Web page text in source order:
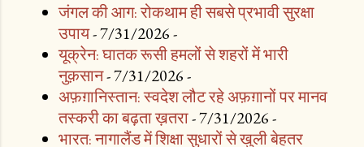
अप्रैल 2025
मार्च 2025
फ़रवरी 2025
10
जनवरी 2025
जंगल की आग: रोकथाम ही सबसे प्रभावी सुरक्षा
उपाय- 7/31/2026-
यूक्रेन: घातक रूसी हमलों से शहरों में भारी
नुक़सान- 7/31/2026-
अफ़ग़ानिस्तान: स्वदेश लौट रहे अफ़ग़ानों पर मानव
तस्करी का बढ़ता ख़तरा- 7/31/2026-
भारत: नागालैंड में शिक्षा सुधारों से खुली बेहतर